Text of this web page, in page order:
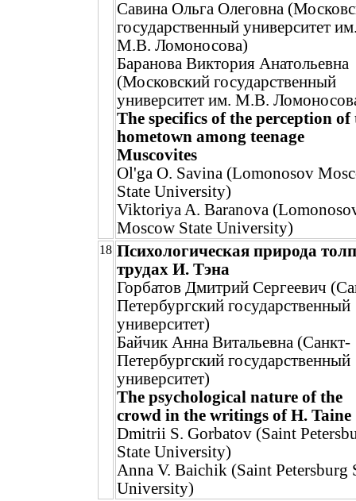
Савина Ольга Олеговна
государственный университет
М.В. Ломоносова)
Баранова Виктория Анатольевна
(Московский государственный
университет им. М.В.
The specifics of the perception of
hometown among teenage
Muscovites
Ol'ga O. Savina (Lomonosov
State University)
Viktoriya A. Baranova
Moscow State University)
18 Психологическая природа
трудах И. Тэна
Горбатов Дмитрий Сергеевич
Петербургский государственный
университет)
Байчик Анна Витальевна (Санкт-
Петербургский государственный
университет)
The psychological nature of the
crowd in the writings of H. Taine
Dmitrii S. Gorbatov (Saint
State University)
Anna V. Baichik (Saint Petersburg
University)